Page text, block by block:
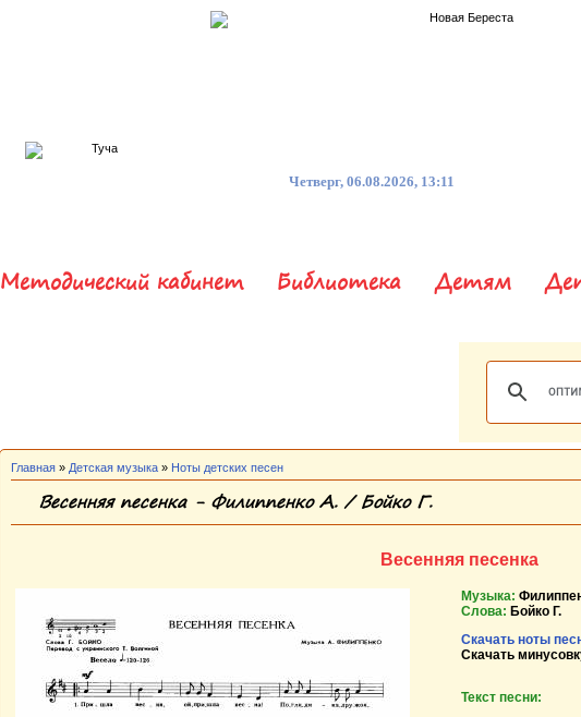
Четверг, 06.08.2026, 13:11
Методический кабинет Библиотека Детям
Главная » Детская музыка » Ноты детских песен
Весенняя песенка - Филиппенко А. / Бойко Г.
Весенняя песенка
Музыка:
Слова: Бойко Г.
Скачать ноты
Скачать
Текст песни: